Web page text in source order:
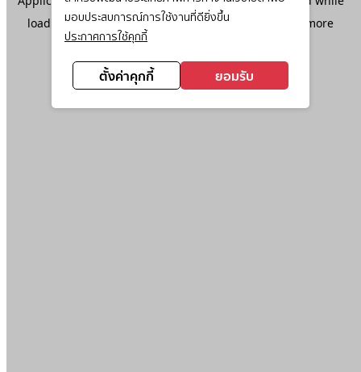
มอบประสบการณ์การใช้งานที่ดียิ่งขึ้น
ประกาศการใช้คุกกี้
ตั้งค่าคุกกี้ ยอมรับ
loadingwww.ktc.co.th(see the browser console
for more
information).